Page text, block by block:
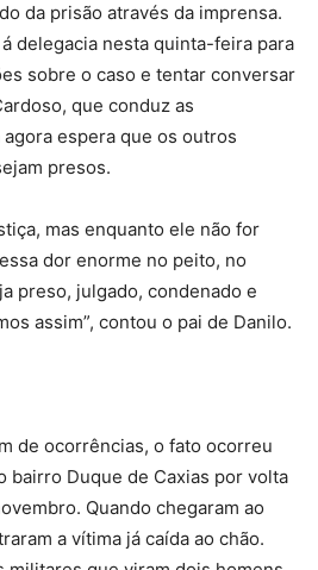
da prisão através da imprensa.
delegacia nesta quinta-feira para
sobre o caso e tentar conversar
que conduz as
espera que os outros
presos.
mas enquanto ele não for
dor enorme no peito, no
preso, julgado, condenado e
assim”, contou o pai de Danilo.
de ocorrências, o fato ocorreu
bairro Duque de Caxias por volta
Quando chegaram ao
a vítima já caída ao chão.